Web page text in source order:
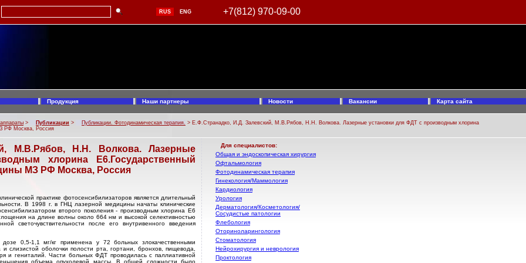
RUS ENG +7(812) 970-09-00
Продукция Наши партнеры Новости Вакансии Карта сайта
> Публикации > Публикации. Фотодинамическая терапия. > Е.Ф.Странадко, И.Д. Залевский, М.В.Рябов, Н.Н. Волкова. Лазерные установки для ФДТ с производным хлорина
РФ Москва, Россия
М.В.Рябов, Н.Н. Волкова. Лазерные
хлорина Е6.Государственный
МЗ РФ Москва, Россия
практике фотосенсибилизаторов является длительный
В 1998 г. в ГНЦ лазерной медицины начаты клинические
второго поколения - производным хлорина Е6
на длине волны около 664 нм и высокой селективностью
светочувствительности после его внутривенного введения
0,5-1,1 мг/кг применена у 72 больных злокачественными
слизистой оболочки полости рта, гортани, бронхов, пищевода,
и гениталий. Части больных ФДТ проводилась с паллиативной
объема опухолевой массы. В общей сложности было
Для специалистов:
Общая и эндоскопическая хирургия
Офтальмология
Фотодинамическая терапия
Гинекология/Маммология
Кардиология
Урология
Дерматология/Косметология/
Сосудистые патологии
Флебология
Оториноларингология
Стоматология
Нейрохирургия и неврология
Проктология